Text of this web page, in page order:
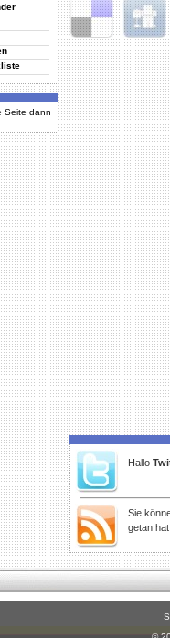
Seite dann
Delicious Digg
Hallo
Sie
getan hat.